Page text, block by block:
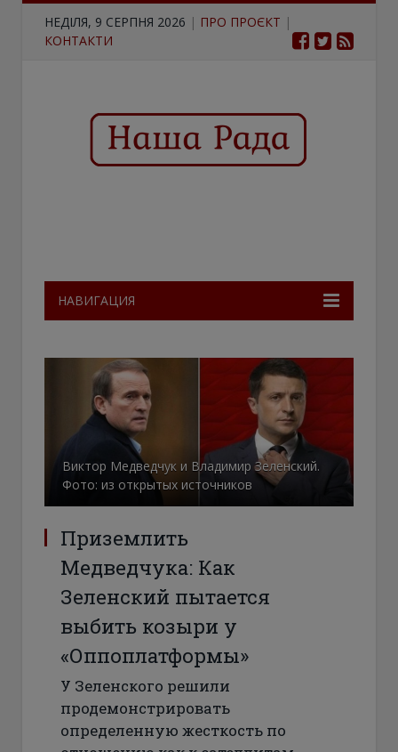
НЕДІЛЯ, 9 СЕРПНЯ 2026 | ПРО ПРОЄКТ |
КОНТАКТИ
НАВИГАЦИЯ
Виктор Медведчук и Владимир Зеленский.
Фото: из открытых источников
Приземлить
Медведчука: Как
Зеленский пытается
выбить козыри у
«Оппоплатформы»
У Зеленского решили
продемонстрировать
определенную жесткость по